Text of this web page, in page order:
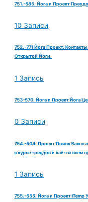
751.-585. Йога и Проект
10 Записи
752.-771 Йога Проект.
Открытой Йоги.
1 Запись
753-570. Йога и Проект Йога
0 Записи
754.-504. Проект Поиск
в курсе трендов и хайтпа всем
1 Запись
755.-555. Йога и Проект iTemp